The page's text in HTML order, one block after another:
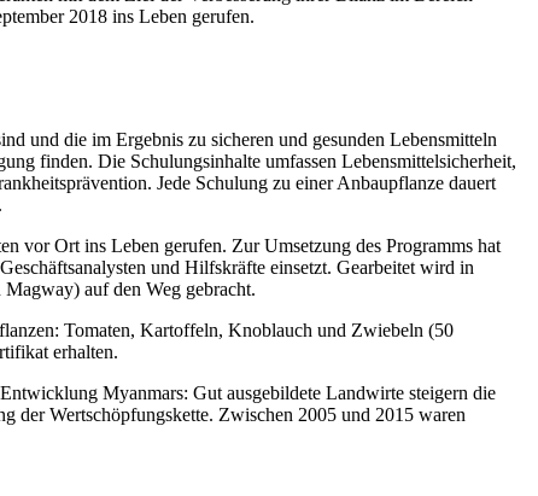
2018 ins Leben gerufen.
und die im Ergebnis zu sicheren und gesunden Lebensmitteln
finden. Die Schulungsinhalte umfassen Lebensmittelsicherheit,
Jede Schulung zu einer Anbaupflanze dauert
vor Ort ins Leben gerufen. Zur Umsetzung des Programms hat
und Hilfskräfte einsetzt. Gearbeitet wird in
auf den Weg gebracht.
Tomaten, Kartoffeln, Knoblauch und Zwiebeln (50
erhalten.
Myanmars: Gut ausgebildete Landwirte steigern die
der Wertschöpfungskette. Zwischen 2005 und 2015 waren